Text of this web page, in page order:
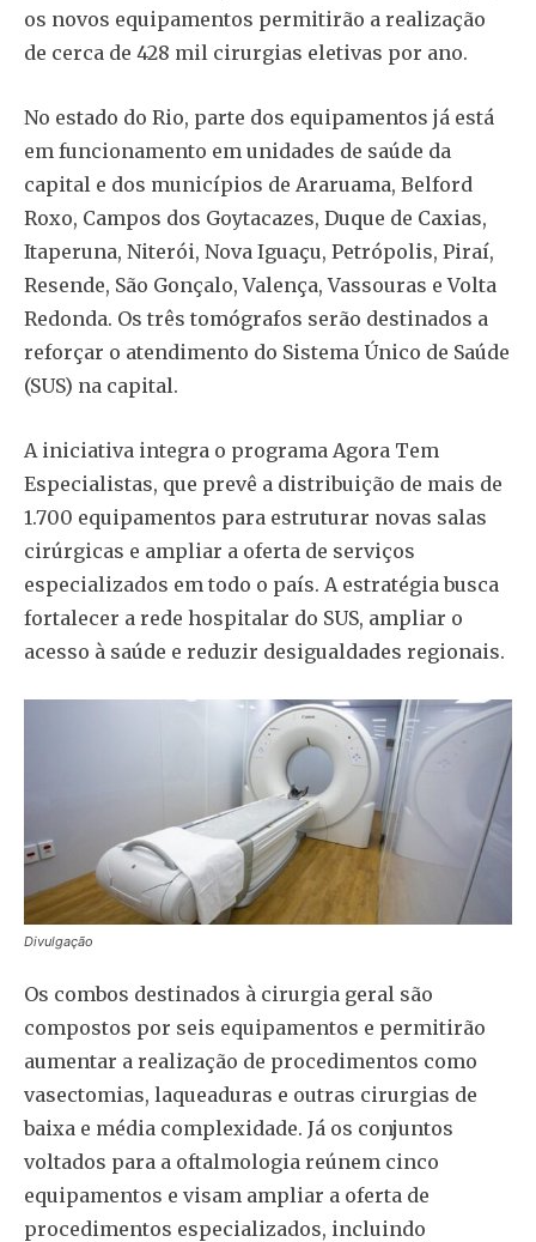
os novos equipamentos permitirão a realização
de cerca de 428 mil cirurgias eletivas por ano.
No estado do Rio, parte dos equipamentos já está
em funcionamento em unidades de saúde da
capital e dos municípios de Araruama, Belford
Roxo, Campos dos Goytacazes, Duque de Caxias,
Itaperuna, Niterói, Nova Iguaçu, Petrópolis, Piraí,
Resende, São Gonçalo, Valença, Vassouras e Volta
Redonda. Os três tomógrafos serão destinados a
reforçar o atendimento do Sistema Único de Saúde
(SUS) na capital.
A iniciativa integra o programa Agora Tem
Especialistas, que prevê a distribuição de mais de
1.700 equipamentos para estruturar novas salas
cirúrgicas e ampliar a oferta de serviços
especializados em todo o país. A estratégia busca
fortalecer a rede hospitalar do SUS, ampliar o
acesso à saúde e reduzir desigualdades regionais.
Divulgação
Os combos destinados à cirurgia geral são
compostos por seis equipamentos e permitirão
aumentar a realização de procedimentos como
vasectomias, laqueaduras e outras cirurgias de
baixa e média complexidade. Já os conjuntos
voltados para a oftalmologia reúnem cinco
equipamentos e visam ampliar a oferta de
procedimentos especializados, incluindo